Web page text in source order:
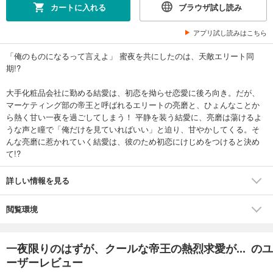
カートに入れる ブラウザ試し読み
アプリ試し読みはこちら
「俺のものになるって言えよ」 蜜夜を共にしたのは、天敵エリート同
期!?
大手化粧品会社に勤める結愛は、初恋を拗らせ恋愛に後ろ向き。だが、
マーケティング部の帝王と呼ばれるエリートの亮磨と、ひょんなことか
ら熱く甘い一夜を過ごしてしまう！ 平静を装う結愛に、亮磨は蕩けるよ
うな声と瞳で「俺だけを見ていればいい」と迫り、甘やかしてくる。そ
んな亮磨に惹かれていく結愛は、彼のため初恋にけじめをつけると決め
て!?
詳しい情報を見る
閲覧環境
一夜限りのはずが、クールな帝王の熱烈求愛が... のユ
ーザーレビュー